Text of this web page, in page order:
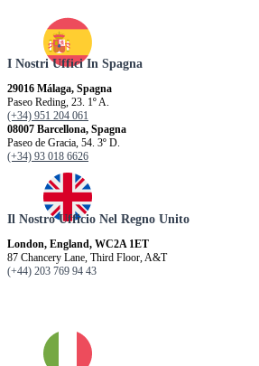
I Nostri Uffici In Spagna
29016 Málaga, Spagna
Paseo Reding, 23. 1º A.
(+34) 951 204 061
08007 Barcellona, ​​Spagna
Paseo de Gracia, 54. 3º D.
(+34) 93 018 6626
Il Nostro Ufficio Nel Regno Unito
London, England, WC2A 1ET
87 Chancery Lane, Third Floor, A&T
(+44) 203 769 94 43